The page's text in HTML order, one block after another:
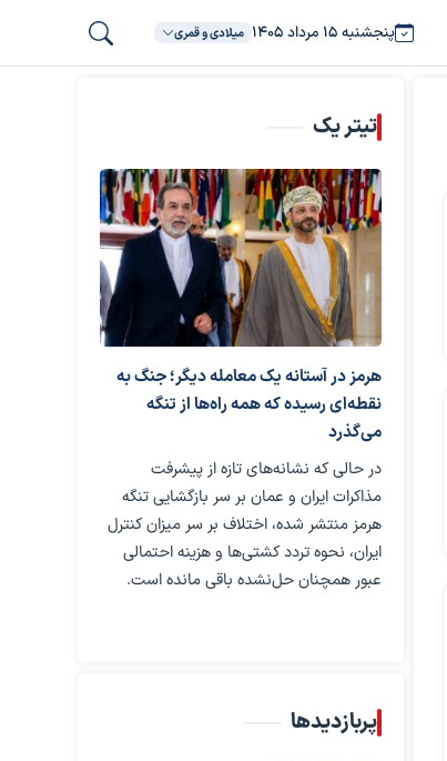
پنجشنبه ۱۵ مرداد ۱۴۰۵ میلادی و قمری
تیتر یک
هرمز در آستانه یک معامله دیگر؛ جنگ به
نقطه‌ای رسیده که همه راه‌ها از تنگه
می‌گذرد
در حالی که نشانه‌های تازه از پیشرفت
مذاکرات ایران و عمان بر سر بازگشایی تنگه
هرمز منتشر شده، اختلاف بر سر میزان کنترل
ایران، نحوه تردد کشتی‌ها و هزینه احتمالی
عبور همچنان حل‌نشده باقی مانده است.
پربازدیدها